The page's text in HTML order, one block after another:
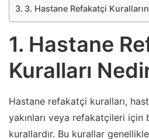
3. Hastane Refakatçi
1. Hastane
Kuralları
Hastane refakatçi kuralları,
yakınları veya refakatçileri için
kurallardır. Bu kurallar